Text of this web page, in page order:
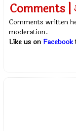
Comments |
Comments written
moderation.
Like us on Facebook